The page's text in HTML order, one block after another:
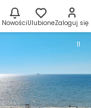
NowościUlubioneZaloguj się
11